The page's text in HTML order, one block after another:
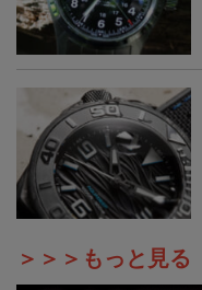
＞＞＞もっと見る